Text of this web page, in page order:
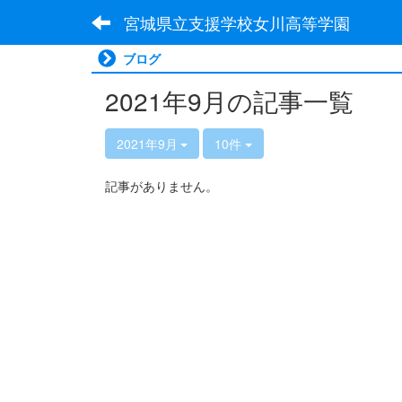
宮城県立支援学校女川高等学園
ブログ
2021年9月の記事一覧
2021年9月 10件
記事がありません。